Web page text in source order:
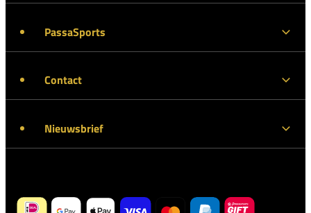
PassaSports
Contact
Nieuwsbrief